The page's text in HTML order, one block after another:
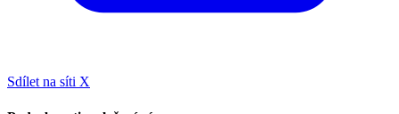
Sdílet na síti X